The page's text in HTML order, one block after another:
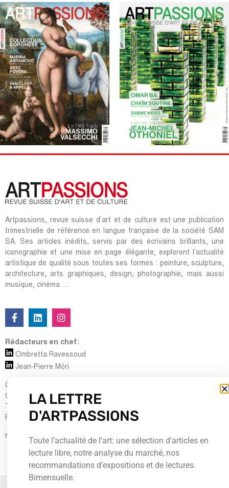
Artpassions, revue suisse d’art et de culture est une publication
trimestrielle de référence en langue française de la société SAM
SA. Ses articles inédits, servis par des écrivains brillants, une
iconographie et une mise en page élégante, explorent l’actualité
artistique de qualité sous toutes ses formes : peinture, sculpture,
architecture, arts graphiques, design, photographie, mais aussi
musique, cinéma …
Rédacteurs en chef:
Ombretta Ravessoud
Jean-Pierre Möri
Cour Saint-Pierre, 5
CH-1204 Genève
Fax : + 41 (0) 22 735 60 38
redaction@artpassions.ch
LA LETTRE
D'ARTPASSIONS
Toute l’actualité de l’art: une sélection d’articles en
lecture libre, notre analyse du marché, nos
recommandations d’expositions et de lectures.
Bimensuelle.